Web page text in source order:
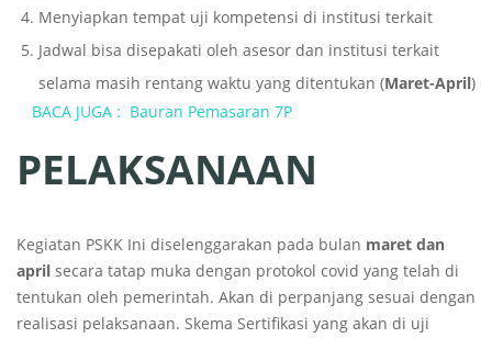
Menyiapkan tempat uji kompetensi di institusi terkait
Jadwal bisa disepakati oleh asesor dan institusi terkait
selama masih rentang waktu yang ditentukan (Maret-April)
BACA JUGA : Bauran Pemasaran 7P
PELAKSANAAN
Kegiatan PSKK Ini diselenggarakan pada bulan maret dan
april secara tatap muka dengan protokol covid yang telah di
tentukan oleh pemerintah. Akan di perpanjang sesuai dengan
realisasi pelaksanaan. Skema Sertifikasi yang akan di uji